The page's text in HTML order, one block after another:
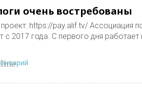
очень востребованы
https://pay.alif.tv/ Ассоциация
2017 года. С первого дня работает